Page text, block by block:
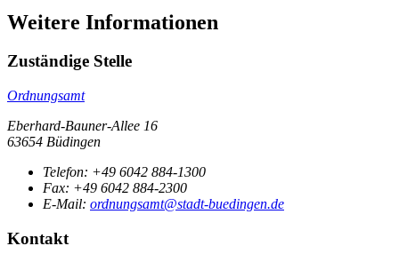
Weitere Informationen
Zuständige Stelle
Ordnungsamt
Eberhard-Bauner-Allee 16
63654 Büdingen
Telefon: +49 6042 884-1300
Fax: +49 6042 884-2300
E-Mail: ordnungsamt@stadt-buedingen.de
Kontakt